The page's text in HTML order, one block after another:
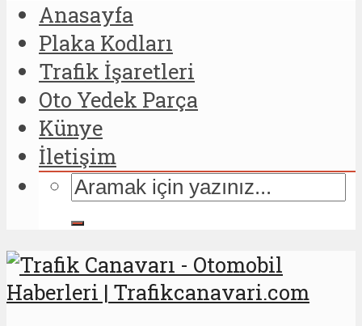
Anasayfa
Plaka Kodları
Trafik İşaretleri
Oto Yedek Parça
Künye
İletişim